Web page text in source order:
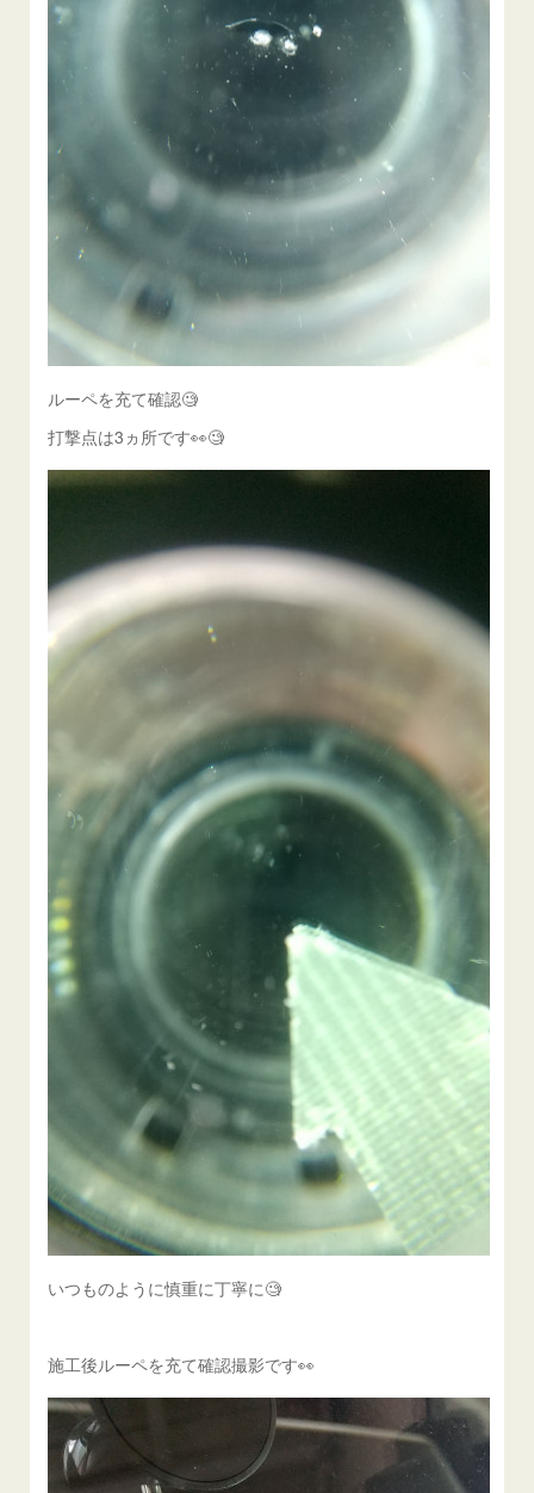
ルーペを充て確認🧐
打撃点は3ヵ所です👀🧐
いつものように慎重に丁寧に🧐
施工後ルーペを充て確認撮影です👀